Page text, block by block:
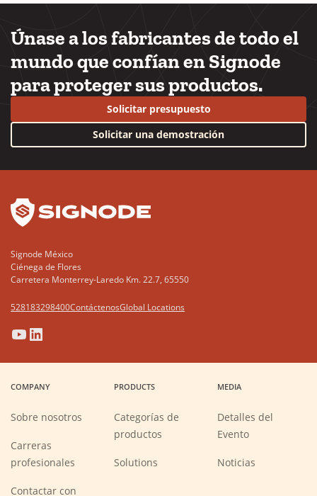
Únase a los fabricantes de todo el
mundo que confían en Signode
para proteger sus productos.
Solicitar presupuesto
Solicitar una demostración
Signode México
Ciénega de Flores
Carretera Monterrey-Laredo Km. 22.7, 65550
528183298400ContáctenosGlobal Locations
(Opens
in
new
window)
(Opens
in
new
window)
(Opens
in
new
window)
(Opens
in
new
window)
COMPANY
Sobre nosotros
Carreras
profesionales
new
Contactar con
PRODUCTS
Categorías de
productos
Solutions
MEDIA
Detalles del
Evento
Noticias